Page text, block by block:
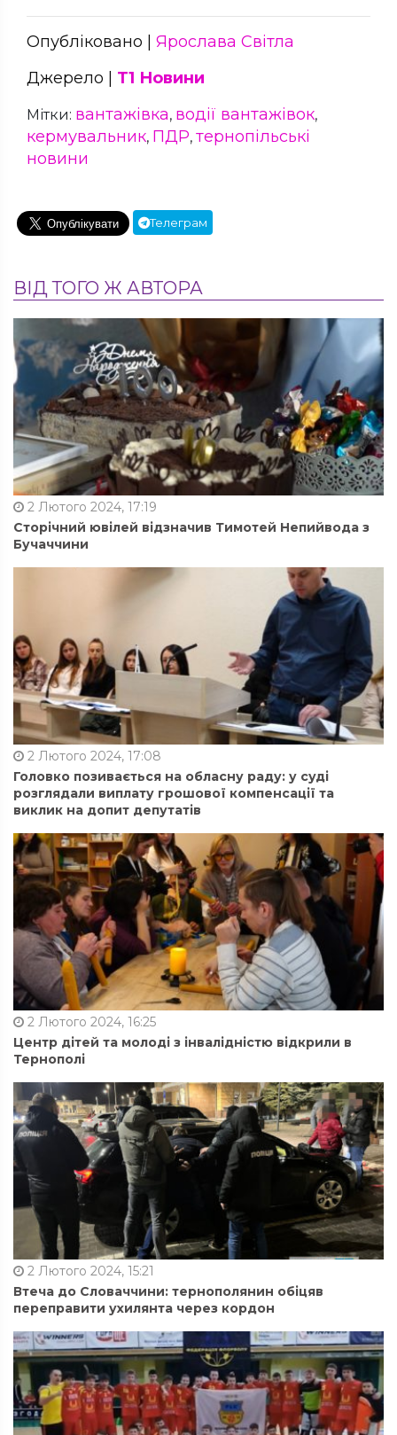
Опубліковано | Ярослава Світла
Джерело | Т1 Новини
Мітки: вантажівка, водії вантажівок,
кермувальник, ПДР, тернопільські
новини
Телеграм
ВІД ТОГО Ж АВТОРА
2 Лютого 2024, 17:19
Сторічний ювілей відзначив Тимотей Непийвода з
Бучаччини
2 Лютого 2024, 17:08
Головко позивається на обласну раду: у суді
розглядали виплату грошової компенсації та
виклик на допит депутатів
2 Лютого 2024, 16:25
Центр дітей та молоді з інвалідністю відкрили в
Тернополі
2 Лютого 2024, 15:21
Втеча до Словаччини: тернополянин обіцяв
переправити ухилянта через кордон